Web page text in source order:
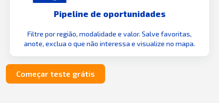
Pipeline de oportunidades
Filtre por região, modalidade e valor. Salve favoritas,
anote, exclua o que não interessa e visualize no mapa.
Começar teste grátis